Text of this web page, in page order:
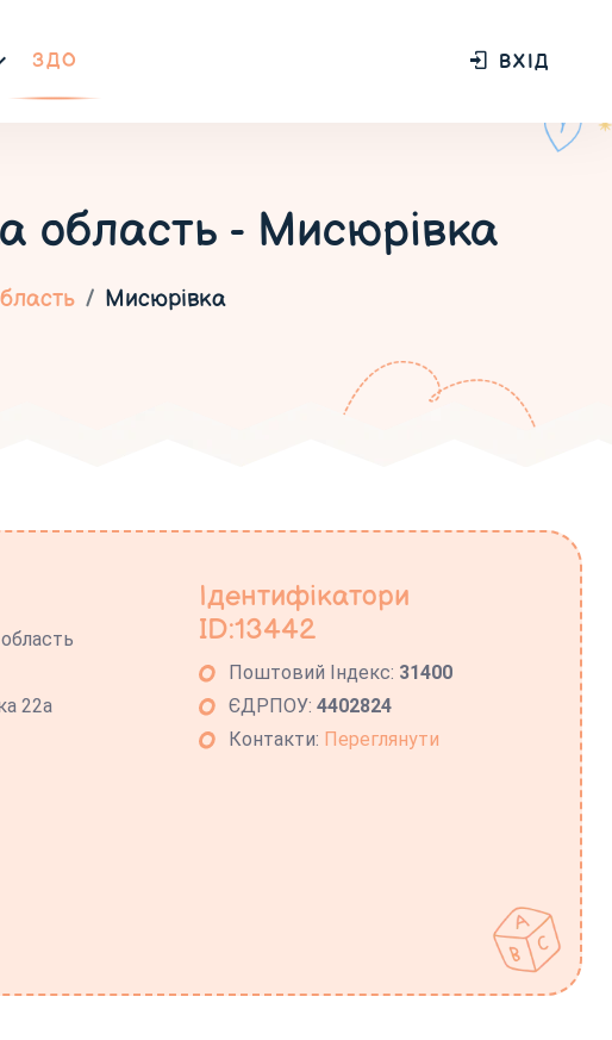
ЗДО ВХІД
область - Мисюрівка
Мисюрівка
22а
Ідентифікатори
ID:13442
Поштовий Індекс: 31400
ЄДРПОУ:4402824
Контакти: Переглянути